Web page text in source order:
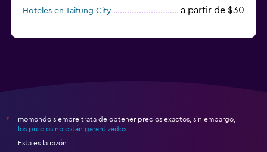
Hoteles en Taitung City
a partir de $30
*
momondo siempre trata de obtener precios exactos, sin embargo,
los precios no están garantizados
Esta es la razón: